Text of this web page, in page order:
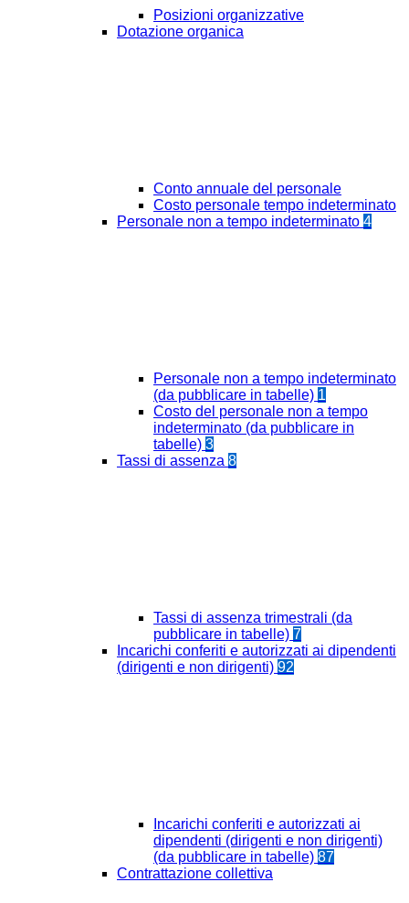
Posizioni organizzative
Dotazione organica
Conto annuale del personale
Costo personale tempo indeterminato
Personale non a tempo indeterminato 4
Personale non a tempo indeterminato
(da pubblicare in tabelle) 1
Costo del personale non a tempo
indeterminato (da pubblicare in
tabelle) 3
Tassi di assenza 8
Tassi di assenza trimestrali (da
pubblicare in tabelle) 7
Incarichi conferiti e autorizzati ai dipendenti
(dirigenti e non dirigenti) 92
Incarichi conferiti e autorizzati ai
dipendenti (dirigenti e non dirigenti)
(da pubblicare in tabelle) 87
Contrattazione collettiva